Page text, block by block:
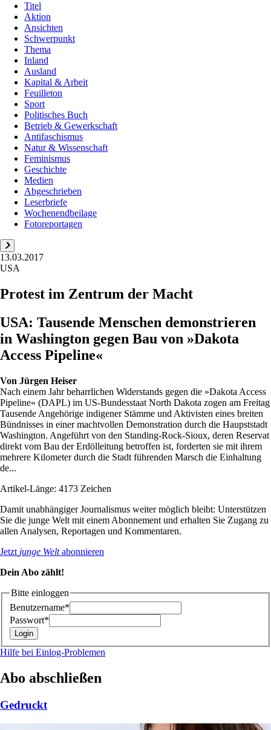
Titel
Aktion
Ansichten
Schwerpunkt
Thema
Inland
Ausland
Kapital & Arbeit
Feuilleton
Sport
Politisches Buch
Betrieb & Gewerkschaft
Antifaschismus
Natur & Wissenschaft
Feminismus
Geschichte
Medien
Abgeschrieben
Leserbriefe
Wochenendbeilage
Fotoreportagen
13.03.2017
USA
Protest im Zentrum der Macht
USA: Tausende Menschen demonstrieren
in Washington gegen Bau von »Dakota
Access Pipeline«
Von Jürgen Heiser
Nach einem Jahr beharrlichen Widerstands gegen die »Dakota Access
Pipeline« (DAPL) im US-Bundesstaat North Dakota zogen am Freitag
Tausende Angehörige indigener Stämme und Aktivisten eines breiten
Bündnisses in einer machtvollen Demonstration durch die Haupststadt
Washington. Angeführt von den Standing-Rock-Sioux, deren Reservat
direkt vom Bau der Erdölleitung betroffen ist, forderten sie mit ihrem
mehrere Kilometer durch die Stadt führenden Marsch die Einhaltung
de...
Artikel-Länge: 4173 Zeichen
Damit unabhängiger Journalismus weiter möglich bleibt: Unterstützen
Sie die junge Welt mit einem Abonnement und erhalten Sie Zugang zu
allen Analysen, Reportagen und Kommentaren.
Jetzt junge Weltabonnieren
Dein Abo zählt!
Bitte einloggen
Benutzername*
Passwort*
Hilfe bei Einlog-Problemen
Abo abschließen
Gedruckt